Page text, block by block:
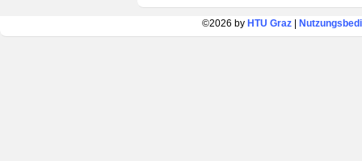
©2026 by HTU Graz|